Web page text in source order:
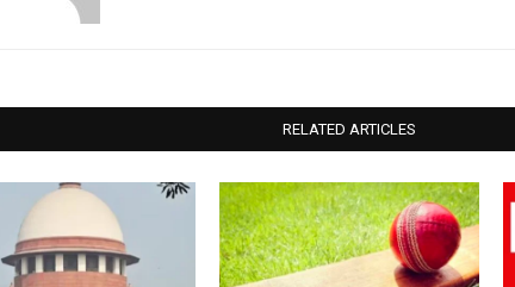
RELATED ARTICLES